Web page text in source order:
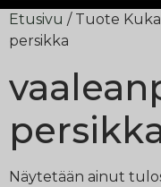
Etusivu / Tuote
persikka
Näytetään ainut